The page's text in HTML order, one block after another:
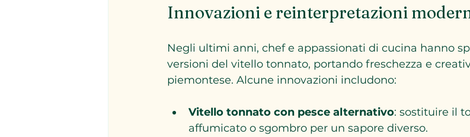
Innovazioni e reinterpretazioni
Negli ultimi anni, chef e appassionati di cucina hanno
versioni del vitello tonnato, portando freschezza e
piemontese. Alcune innovazioni includono:
Vitello tonnato con pesce alternativo: sostituire il
affumicato o sgombro per un sapore diverso.